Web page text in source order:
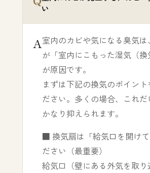
い
室内のカビや気になる臭気は
が「室内にこもった湿気（換
が原因です。
まずは下記の換気のポイント
ださい。多くの場合、これだ
かなり抑えられます。
■ 換気扇は「給気口を開けて
ださい（最重要）
給気口（壁にある外気を取